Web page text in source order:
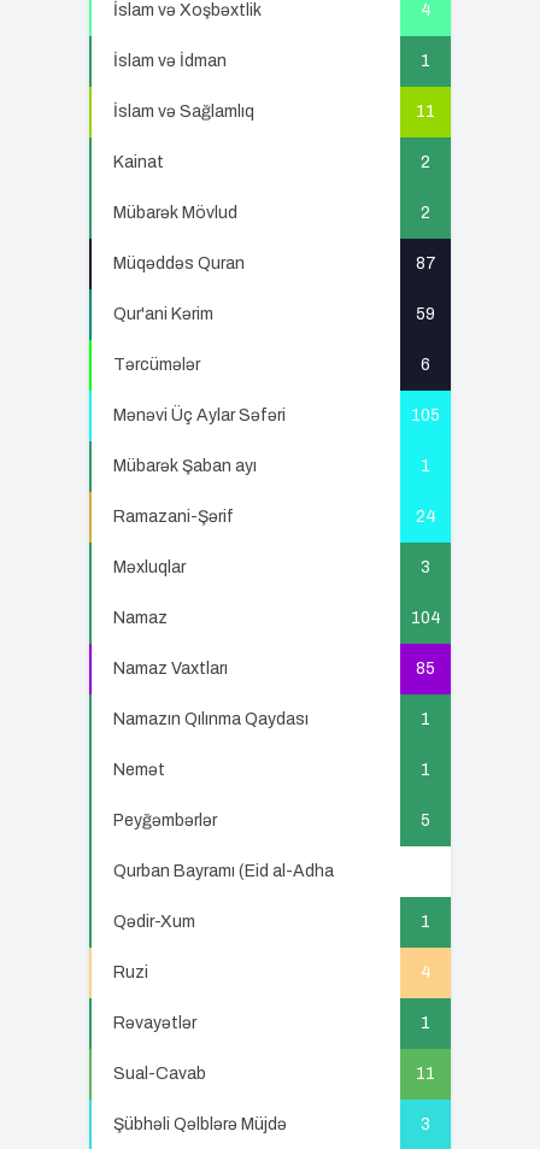
İslam və Xoşbəxtlik 4
İslam və İdman 1
İslam və Sağlamlıq 11
Kainat 2
Mübarək Mövlud 2
Müqəddəs Quran 87
Qur'ani Kərim 59
Tərcümələr 6
Mənəvi Üç Aylar Səfəri 105
Mübarək Şaban ayı 1
Ramazani-Şərif 24
Məxluqlar 3
Namaz 104
Namaz Vaxtları 85
Namazın Qılınma Qaydası 1
Nemət 1
Peyğəmbərlər 5
Qurban Bayramı (Eid al-Adha
Qədir-Xum 1
Ruzi 4
Rəvayətlər 1
Sual-Cavab 11
Şübhəli Qəlblərə Müjdə 3